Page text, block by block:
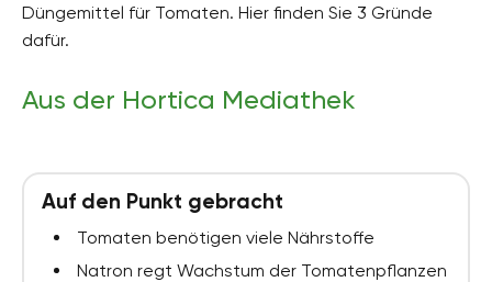
Düngemittel für Tomaten. Hier finden Sie 3 Gründe
dafür.
Aus der Hortica Mediathek
Auf den Punkt gebracht
Tomaten benötigen viele Nährstoffe
Natron regt Wachstum der Tomatenpflanzen